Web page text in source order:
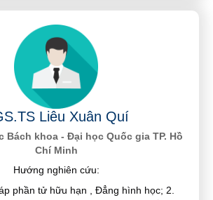
Liêu Xuân Quí
Bách khoa - Đại học Quốc gia TP. Hồ
Chí Minh
Hướng nghiên cứu:
phần tử hữu hạn , Đẳng hình học; 2.